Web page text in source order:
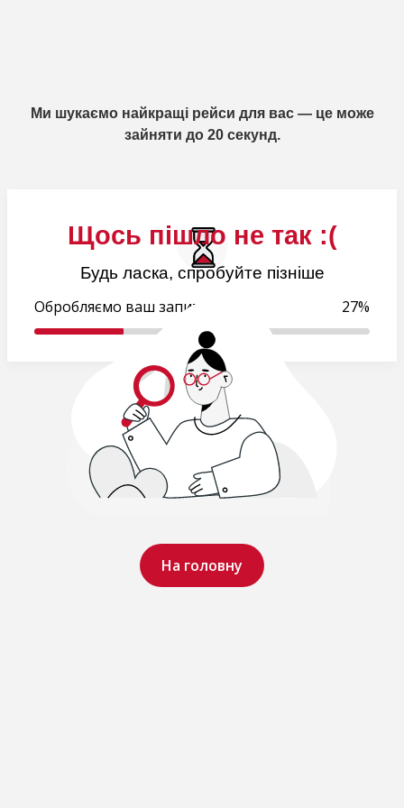
Щось пішло не так :(
Будь ласка, спробуйте пізніше
На головну
Ми шукаємо найкращі рейси для вас — це може
зайняти до 20 секунд.
Обробляємо ваш запит.. 27%